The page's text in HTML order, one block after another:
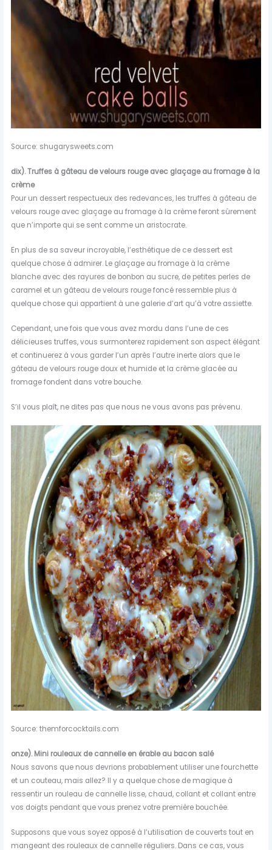
Source: shugarysweets.com
dix).Truffes à gâteau de velours rouge avec glaçage au fromage à la
crème
Pour un dessert respectueux des redevances, les truffes à gâteau de
velours rouge avec glaçage au fromage à la crème feront sûrement
que n’importe qui se sent comme un aristocrate.
En plus de sa saveur incroyable, l’esthétique de ce dessert est
quelque chose à admirer. Le glaçage au fromage à la crème
blanche avec des rayures de bonbon au sucre, de petites perles de
caramel et un gâteau de velours rouge foncé ressemble plus à
quelque chose qui appartient à une galerie d’art qu’à votre assiette.
Cependant, une fois que vous avez mordu dans l’une de ces
délicieuses truffes, vous surmonterez rapidement son aspect élégant
et continuerez à vous garder l’un après l’autre inerte alors que le
gâteau de velours rouge doux et humide et la crème glacée au
fromage fondent dans votre bouche.
S’il vous plaît, ne dites pas que nous ne vous avons pas prévenu.
Source: themforcocktails.com
onze).Mini rouleaux de cannelle en érable au bacon salé
Nous savons que nous devrions probablement utiliser une fourchette
et un couteau, mais allez? Il y a quelque chose de magique à
ressentir un rouleau de cannelle lisse, chaud, collant et collant entre
vos doigts pendant que vous prenez votre première bouchée.
Supposons que vous soyez opposé à l’utilisation de couverts tout en
mangeant des rouleaux de cannelle réguliers. Dans ce cas, vous